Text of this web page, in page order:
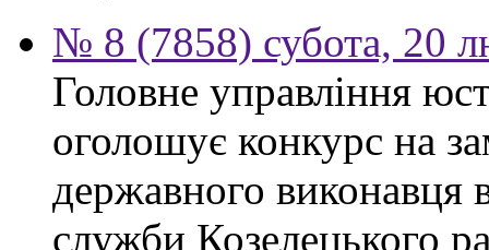
№ 8 (7858) субота, 20
Головне управління
оголошує конкурс на
державного виконавця
служби Козелецького